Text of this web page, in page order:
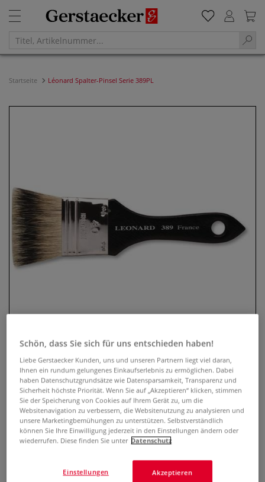
Startseite Léonard Spalter-Pinsel Serie 389PL
Léonard Spalter-Pinsel Serie
389PL
0 Bewertungen
Léonard Spalter-Pinsel Serie 389PL mit echtem Dachshaar,
einer rostfreien Silberzwinge und einem kurzen schwarz
Schön, dass Sie sich für uns entschieden haben!
Liebe Gerstaecker Kunden, uns und unseren Partnern liegt viel daran,
Ihnen ein rundum gelungenes Einkaufserlebnis zu ermöglichen. Dabei
haben Datenschutzgrundsätze wie Datensparsamkeit, Transparenz und
Sicherheit höchste Priorität. Wenn Sie auf „Akzeptieren“ klicken, stimmen
Sie der Speicherung von Cookies auf Ihrem Gerät zu, um die
Websitenavigation zu verbessern, die Websitenutzung zu analysieren und
unsere Marketingbemühungen zu unterstützen. Selbstverständlich
können Sie Ihre Einwilligung jederzeit in den Einstellungen ändern oder
wiederrufen. Diese finden Sie unter Datenschutz
Akzeptieren
Einstellungen